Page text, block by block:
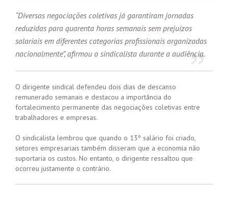
“Diversas negociações coletivas já garantiram jornadas
reduzidas para quarenta horas semanais sem prejuízos
salariais em diferentes categorias profissionais organizadas
nacionalmente”, afirmou o sindicalista durante a audiência.
O dirigente sindical defendeu dois dias de descanso
remunerado semanais e destacou a importância do
fortalecimento permanente das negociações coletivas entre
trabalhadores e empresas.
O sindicalista lembrou que quando o 13º salário foi criado,
setores empresariais também disseram que a economia não
suportaria os custos. No entanto, o dirigente ressaltou que
ocorreu justamente o contrário.